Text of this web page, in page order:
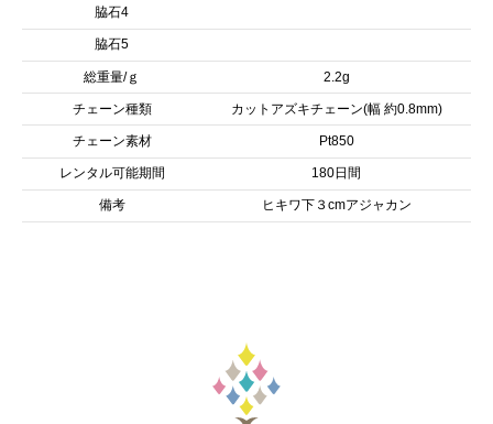
脇石4
脇石5
総重量/ｇ 2.2g
チェーン種類 カットアズキチェーン(幅 約0.8mm)
チェーン素材 Pt850
レンタル可能期間 180日間
備考 ヒキワ下３cmアジャカン